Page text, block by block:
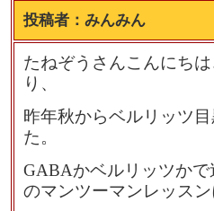
投稿者： みんみん
たねぞうさんこんにち
り、
昨年秋からベルリッツ
た。
GABAかベルリッツか
のマンツーマンレッス